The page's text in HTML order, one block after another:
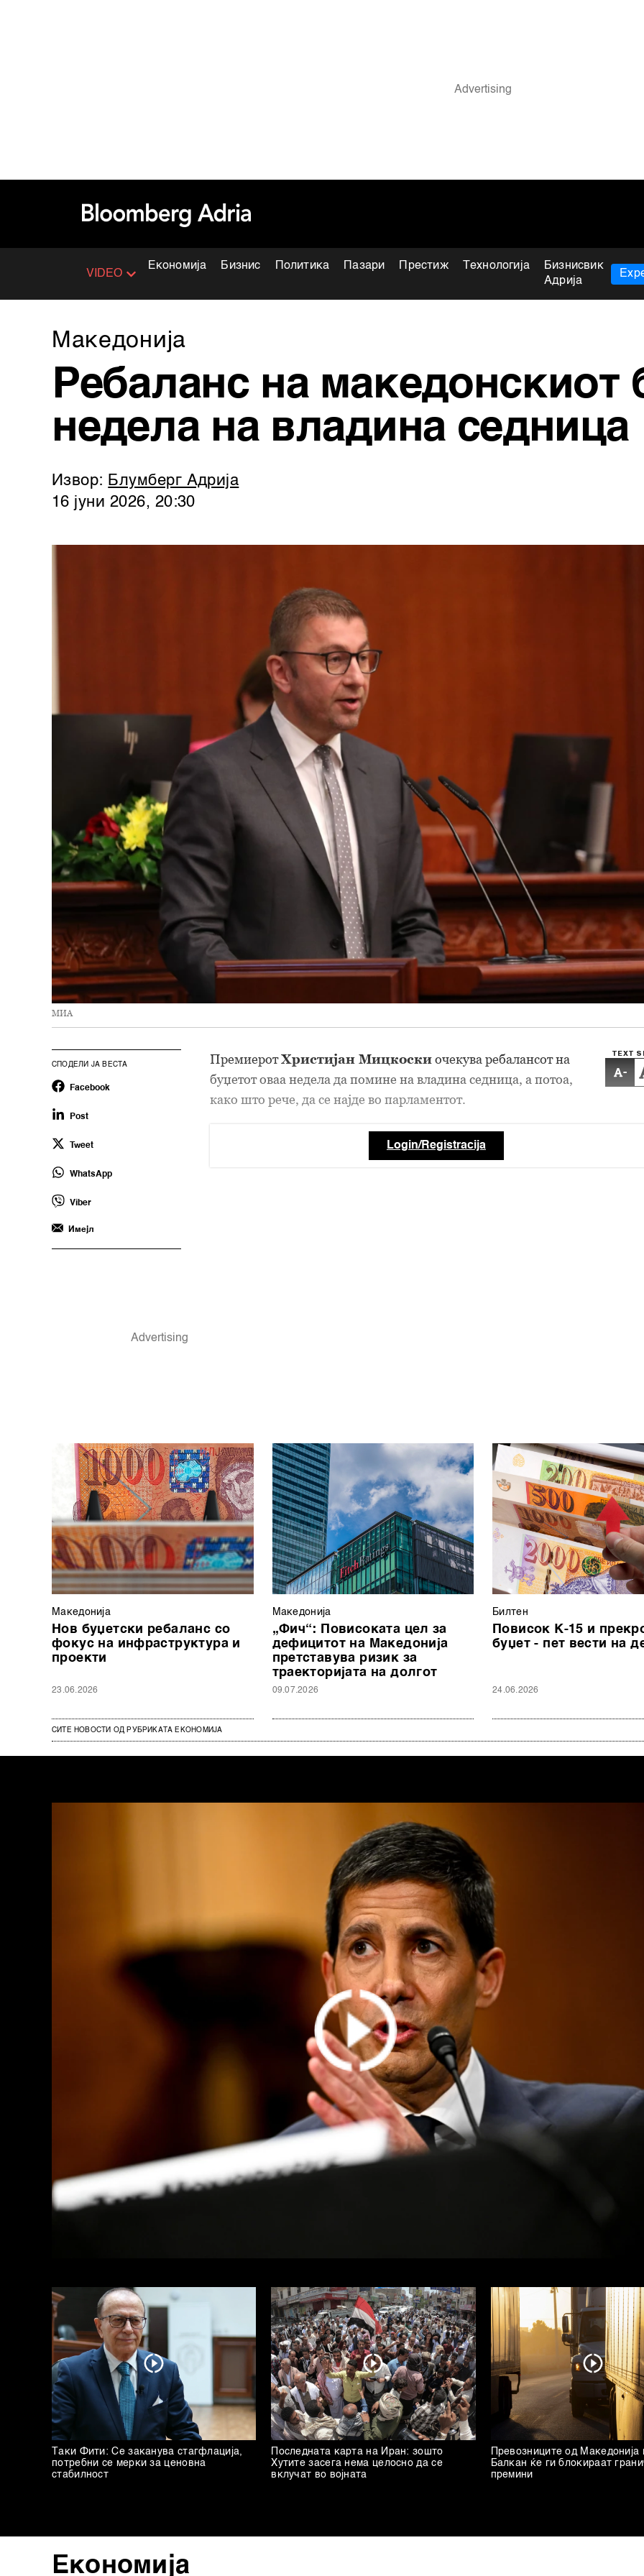
VIDEO
Економија Бизнис Политика Пазари Престиж Технологија
Бизнисвик
Адрија
Македонија
Ребаланс на македонскиот
недела на владина седница
Извор: Блумберг Адрија
16 јуни 2026, 20:30
МИА
СПОДЕЛИ ЈА ВЕСТА
Facebook
Post
Tweet
WhatsApp
Viber
Имејл
TEXT
-
ПремиеротХристијан Мицкоскиочекува ребалансот на
буџетот оваа недела да помине на владина седница, а потоа,
како што рече, да се најде во парламентот.
Login/Registracija
Македонија
Нов буџетски ребаланс со
фокус на инфраструктура и
проекти
23.06.2026
Македонија
„Фич“: Повисоката цел за
дефицитот на Македонија
претставува ризик за
траекторијата на долгот
09.07.2026
Билтен
Повисок К-15 и
буџет - пет вести на
24.06.2026
СИТЕ НОВОСТИ ОД РУБРИКАТА ЕКОНОМИЈА
Таки Фити: Се заканува стагфлација,
потребни се мерки за ценовна
стабилност
Последната карта на Иран: зошто
Хутите засега нема целосно да се
вклучат во војната
Превозниците од Македонија
Балкан ќе ги блокираат
премини
Економија